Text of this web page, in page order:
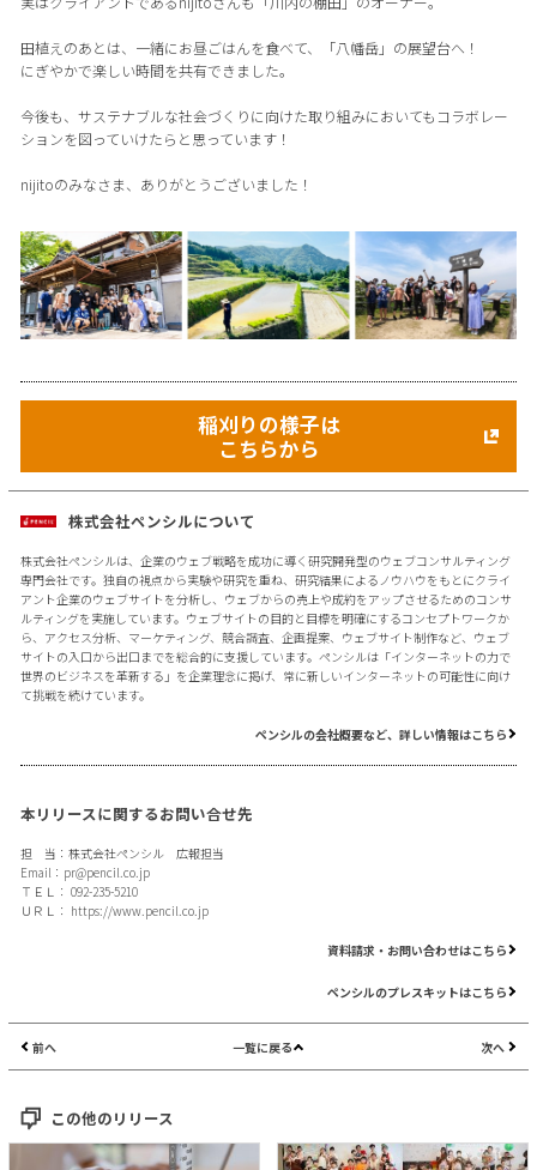
田植えのあとは、一緒にお昼ごはんを食べて、「八幡岳」の展望台へ！
にぎやかで楽しい時間を共有できました。
今後も、サステナブルな社会づくりに向けた取り組みにおいてもコラボレー
ションを図っていけたらと思っています！
nijitoのみなさま、ありがとうございました！
稲刈りの様子は
こちらから
株式会社ペンシルについて
株式会社ペンシルは、企業のウェブ戦略を成功に導く研究開発型のウェブコンサルティング
専門会社です。独自の視点から実験や研究を重ね、研究結果によるノウハウをもとにクライ
アント企業のウェブサイトを分析し、ウェブからの売上や成約をアップさせるためのコンサ
ルティングを実施しています。ウェブサイトの目的と目標を明確にするコンセプトワークか
ら、アクセス分析、マーケティング、競合調査、企画提案、ウェブサイト制作など、ウェブ
サイトの入口から出口までを総合的に支援しています。ペンシルは「インターネットの力で
世界のビジネスを革新する」を企業理念に掲げ、常に新しいインターネットの可能性に向け
て挑戦を続けています。
ペンシルの会社概要など、詳しい情報はこちら
本リリースに関するお問い合せ先
担 当：株式会社ペンシル 広報担当
Email： pr@pencil.co.jp
ＴＥＬ： 092-235-5210
ＵＲＬ： https://www.pencil.co.jp
資料請求・お問い合わせはこちら
ペンシルのプレスキットはこちら
前へ 一覧に戻る 次へ
この他のリリース